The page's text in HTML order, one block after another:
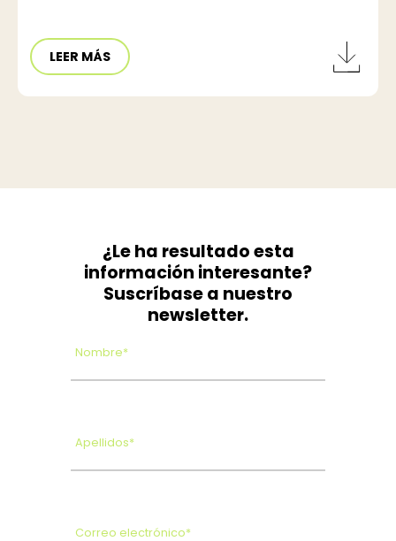
LEER MÁS
¿Le ha resultado esta
información interesante?
Suscríbase a nuestro
newsletter.
Nombre*
Apellidos*
Correo electrónico*